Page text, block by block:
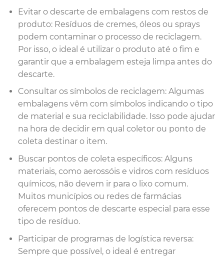
Evitar o descarte de embalagens com restos de
produto: Resíduos de cremes, óleos ou sprays
podem contaminar o processo de reciclagem.
Por isso, o ideal é utilizar o produto até o fim e
garantir que a embalagem esteja limpa antes do
descarte.
Consultar os símbolos de reciclagem: Algumas
embalagens vêm com símbolos indicando o tipo
de material e sua reciclabilidade. Isso pode ajudar
na hora de decidir em qual coletor ou ponto de
coleta destinar o item.
Buscar pontos de coleta específicos: Alguns
materiais, como aerossóis e vidros com resíduos
químicos, não devem ir para o lixo comum.
Muitos municípios ou redes de farmácias
oferecem pontos de descarte especial para esse
tipo de resíduo.
Participar de programas de logística reversa:
Sempre que possível, o ideal é entregar